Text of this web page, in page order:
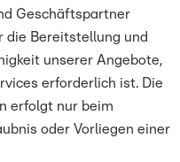
Geschäftspartner
die Bereitstellung und
unserer Angebote,
erforderlich ist. Die
erfolgt nur beim
oder Vorliegen einer